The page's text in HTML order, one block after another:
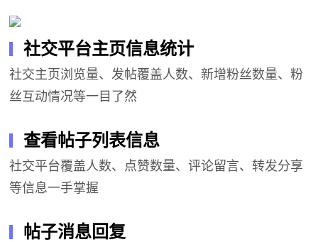
▎社交平台主页信息统计
社交主页浏览量、发帖覆盖人数、新增粉丝数量、粉
丝互动情况等一目了然
▎查看帖子列表信息
社交平台覆盖人数、点赞数量、评论留言、转发分享
等信息一手掌握
帖子消息回复